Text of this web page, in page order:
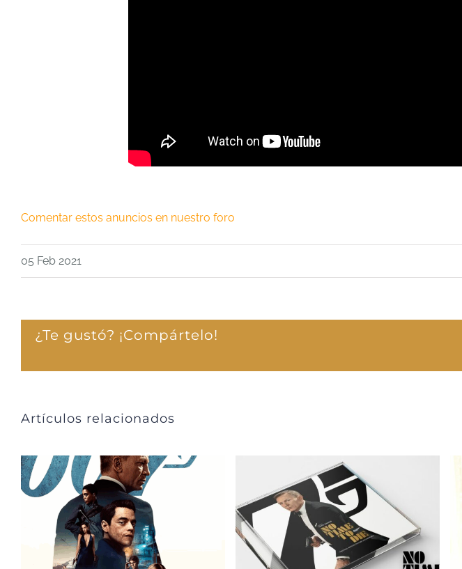
Comentar estos anuncios en nuestro foro
05 Feb 2021
¿Te gustó? ¡Compártelo!
Artículos relacionados